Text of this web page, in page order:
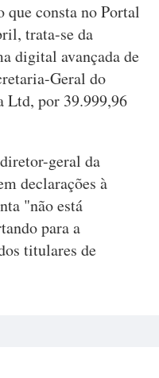
que consta no Portal
trata-se da
digital avançada de
Geral do
Ltd, por 39.999,96
geral da
declarações à
"não está
para a
titulares de